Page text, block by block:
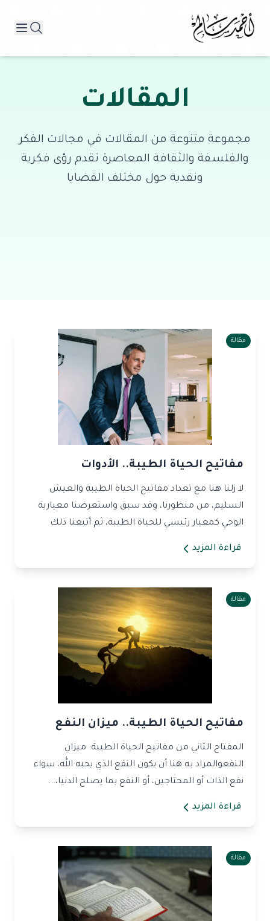
المقالات
مجموعة متنوعة من المقالات في مجالات الفكر
والفلسفة والثقافة المعاصرة تقدم رؤى فكرية
ونقدية حول مختلف القضايا
مقالة
مفاتيح الحياة الطيبة.. الأدوات
لا زلنا هنا مع تعداد مفاتيح الحياة الطيبة والعيش
السليم، من منظورنا، وقد سبق واستعرضنا معيارية
الوحي كمعيار رئيسي للحياة الطيبة، ثم أتبعنا ذلك
قراءة المزيد
مقالة
مفاتيح الحياة الطيبة.. ميزان النفع
المفتاح الثاني من مفاتيح الحياة الطيبة: ميزان
النفعوالمراد به هنا أن يكون النفع الذي يحبه الله، سواء
نفع الذات أو المحتاجين، أو النفع بما يصلح الدنيا،...
قراءة المزيد
مقالة